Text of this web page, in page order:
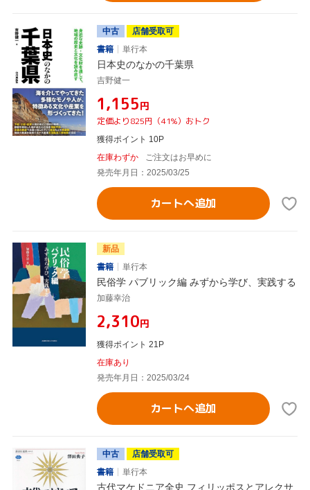
中古
店舗受取可
書籍
単行本
日本史のなかの千葉県
吉野健一
¥1,155円
定価より825円（41%）おトク
獲得ポイント 10P
在庫わずか
ご注文はお早めに
発売年月日：2025/03/25
カートへ追加
新品
書籍
単行本
民俗学 パブリック編 みずから学び、実践する
加藤幸治
¥2,310円
獲得ポイント 21P
在庫あり
発売年月日：2025/03/24
カートへ追加
中古
店舗受取可
書籍
単行本
古代マケドニア全史 フィリッポスとアレクサ